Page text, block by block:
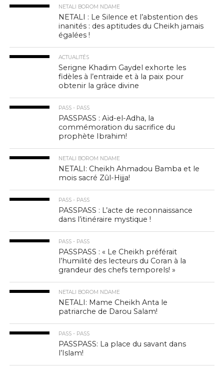
NETALI BOROM NDAME
NETALI : Le Silence et l’abstention des
inanités : des aptitudes du Cheikh jamais
égalées !
ACTUALITÉS
Serigne Khadim Gaydel exhorte les
fidèles à l’entraide et à la paix pour
obtenir la grâce divine
PASS - PASS
PASSPASS : Aïd-el-Adha, la
commémoration du sacrifice du
prophète Ibrahim!
NETALI BOROM NDAME
NETALI: Cheikh Ahmadou Bamba et le
mois sacré Zûl-Hijja!
PASS - PASS
PASSPASS : L’acte de reconnaissance
dans l’itinéraire mystique !
PASS - PASS
PASSPASS : « Le Cheikh préférait
l’humilité des lecteurs du Coran à la
grandeur des chefs temporels! »
NETALI BOROM NDAME
NETALI: Mame Cheikh Anta le
patriarche de Darou Salam!
PASS - PASS
PASSPASS: La place du savant dans
l’Islam!